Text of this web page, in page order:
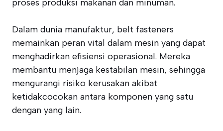
proses produksi makanan dan minuman.
Dalam dunia manufaktur, belt fasteners
memainkan peran vital dalam mesin yang dapat
menghadirkan efisiensi operasional. Mereka
membantu menjaga kestabilan mesin, sehingga
mengurangi risiko kerusakan akibat
ketidakcocokan antara komponen yang satu
dengan yang lain.